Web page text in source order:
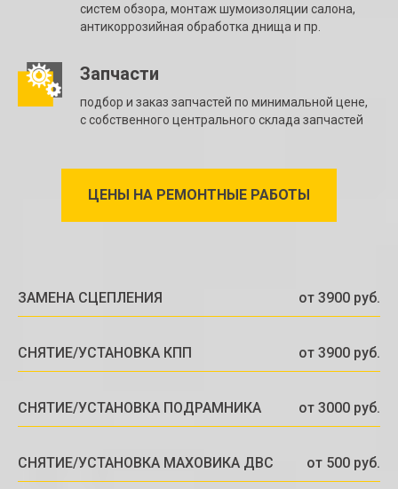
систем обзора, монтаж шумоизоляции салона,
антикоррозийная обработка днища и пр.
Запчасти
подбор и заказ запчастей по минимальной цене,
с собственного центрального склада запчастей
ЦЕНЫ НА РЕМОНТНЫЕ РАБОТЫ
ЗАМЕНА СЦЕПЛЕНИЯ от 3900 руб.
СНЯТИЕ/УСТАНОВКА КПП от 3900 руб.
СНЯТИЕ/УСТАНОВКА ПОДРАМНИКА от 3000 руб.
СНЯТИЕ/УСТАНОВКА МАХОВИКА ДВС от 500 руб.